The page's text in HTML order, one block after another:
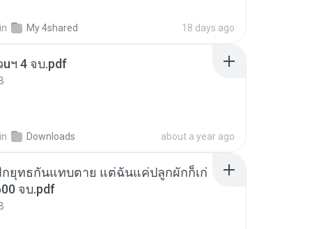
in My 4shared 18 days ago
ฯ 4 จบ.pdf
in Downloads about a year ago
กยุทธกันแทบตาย แต่ฉันแค่ปลูกผักก็เก่
จบ.pdf